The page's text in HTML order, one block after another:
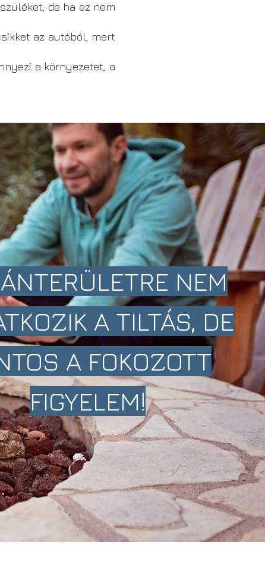
de ha ez nem
az autóból, mert
a környezetet, a
NEM
A TILTÁS, DE
A FOKOZOTT
FIGYELEM!